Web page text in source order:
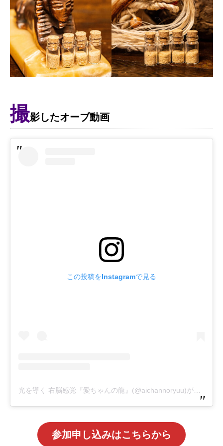
撮影したオーブ動画
この投稿をInstagramで見る
参加申し込みはこちらから